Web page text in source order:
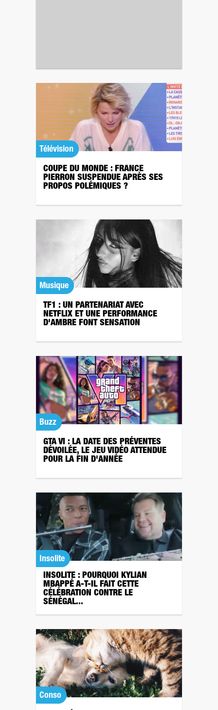
Télévision
COUPE DU MONDE : FRANCE
PIERRON SUSPENDUE APRÈS SES
PROPOS POLÉMIQUES ?
Musique
TF1 : UN PARTENARIAT AVEC
NETFLIX ET UNE PERFORMANCE
D'AMBRE FONT SENSATION
Buzz
GTA VI : LA DATE DES PRÉVENTES
DÉVOILÉE, LE JEU VIDÉO ATTENDUE
POUR LA FIN D'ANNÉE
Insolite
INSOLITE : POURQUOI KYLIAN
MBAPPÉ A-T-IL FAIT CETTE
CÉLÉBRATION CONTRE LE
SÉNÉGAL...
Conso